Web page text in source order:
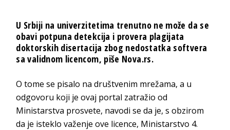
U Srbiji na univerzitetima trenutno ne može da se
obavi potpuna detekcija i provera plagijata
doktorskih disertacija zbog nedostatka softvera
sa validnom licencom, piše Nova.rs.
O tome se pisalo na društvenim mrežama, a u
odgovoru koji je ovaj portal zatražio od
Ministarstva prosvete, navodi se da je, s obzirom
da je isteklo važenje ove licence, Ministarstvo 4.